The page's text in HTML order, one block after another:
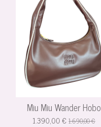
Miu Miu Wander Hobo
1.390,00 € 1.690,00 €